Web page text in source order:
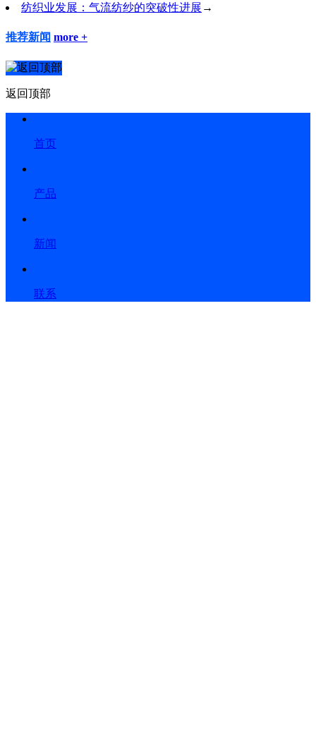
纺织业发展：气流纺纱的突破性进展 →
推荐新闻 more +
返回顶部
首页
产品
新闻
联系